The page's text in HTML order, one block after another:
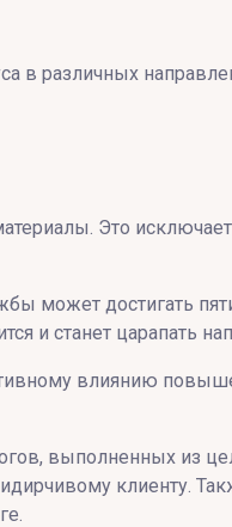
в различных
Это
может достигать
и станет царапать
влиянию
выполненных из
клиенту.